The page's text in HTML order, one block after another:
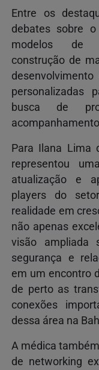
Entre os
debates sobre
modelos de
construção de
personalizadas
busca de
Para Ilana Lima
representou
atualização e
players do
realidade em
não apenas
visão ampliada
segurança e
em um encontro
de perto as
conexões
dessa área na
A médica
de networking